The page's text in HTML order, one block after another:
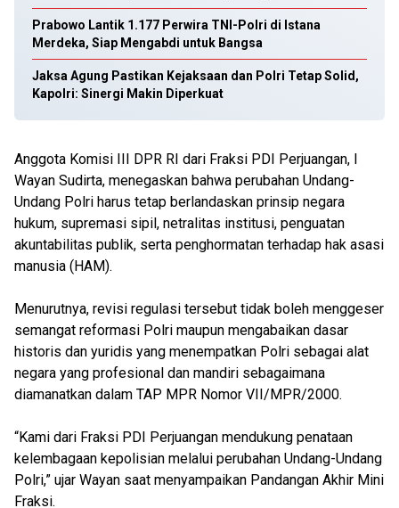
Prabowo Lantik 1.177 Perwira TNI-Polri di Istana
Merdeka, Siap Mengabdi untuk Bangsa
Jaksa Agung Pastikan Kejaksaan dan Polri Tetap Solid,
Kapolri: Sinergi Makin Diperkuat
Anggota Komisi III DPR RI dari Fraksi PDI Perjuangan, I
Wayan Sudirta, menegaskan bahwa perubahan Undang-
Undang Polri harus tetap berlandaskan prinsip negara
hukum, supremasi sipil, netralitas institusi, penguatan
akuntabilitas publik, serta penghormatan terhadap hak asasi
manusia (HAM).
Menurutnya, revisi regulasi tersebut tidak boleh menggeser
semangat reformasi Polri maupun mengabaikan dasar
historis dan yuridis yang menempatkan Polri sebagai alat
negara yang profesional dan mandiri sebagaimana
diamanatkan dalam TAP MPR Nomor VII/MPR/2000.
“Kami dari Fraksi PDI Perjuangan mendukung penataan
kelembagaan kepolisian melalui perubahan Undang-Undang
Polri,” ujar Wayan saat menyampaikan Pandangan Akhir Mini
Fraksi.